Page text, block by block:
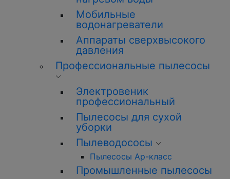
Мобильные
водонагреватели
Аппараты сверхвысокого
давления
Профессиональные пылесосы
Электровеник
профессиональный
Пылесосы для сухой
уборки
Пылеводососы
Пылесосы Ар-класс
Промышленные пылесосы